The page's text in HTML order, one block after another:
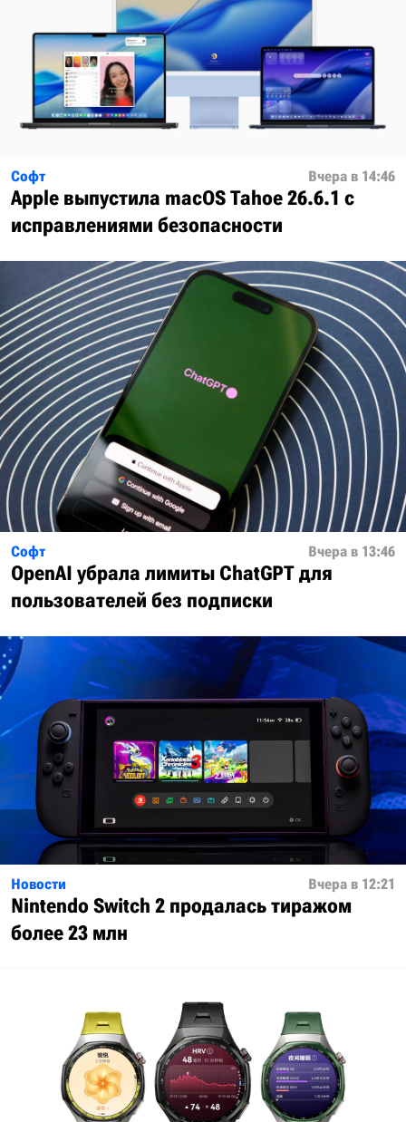
Софт Вчера в 14:46
Apple выпустила macOS Tahoe 26.6.1 с
исправлениями безопасности
Софт Вчера в 13:46
OpenAI убрала лимиты ChatGPT для
пользователей без подписки
Новости Вчера в 12:21
Nintendo Switch 2 продалась тиражом
более 23 млн